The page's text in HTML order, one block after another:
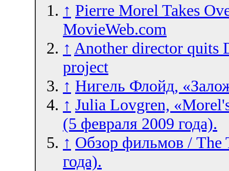
↑ Pierre Morel Takes
MovieWeb.com
↑ Another director quits
project
↑ Нигель Флойд,
↑ Julia Lovgren,
(5 февраля 2009 года).
↑ Обзор фильмов / The
года).